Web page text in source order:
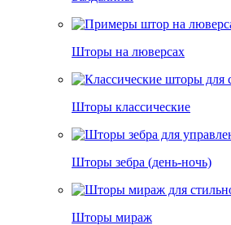
Шторы на люверсах
Шторы классические
Шторы зебра (день-ночь)
Шторы мираж